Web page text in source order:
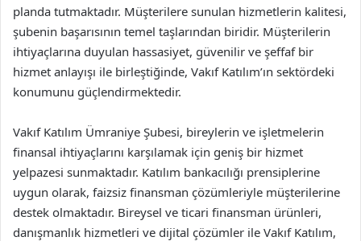
planda tutmaktadır. Müşterilere sunulan hizmetlerin kalitesi,
şubenin başarısının temel taşlarından biridir. Müşterilerin
ihtiyaçlarına duyulan hassasiyet, güvenilir ve şeffaf bir
hizmet anlayışı ile birleştiğinde, Vakıf Katılım’ın sektördeki
konumunu güçlendirmektedir.
Vakıf Katılım Ümraniye Şubesi, bireylerin ve işletmelerin
finansal ihtiyaçlarını karşılamak için geniş bir hizmet
yelpazesi sunmaktadır. Katılım bankacılığı prensiplerine
uygun olarak, faizsiz finansman çözümleriyle müşterilerine
destek olmaktadır. Bireysel ve ticari finansman ürünleri,
danışmanlık hizmetleri ve dijital çözümler ile Vakıf Katılım,